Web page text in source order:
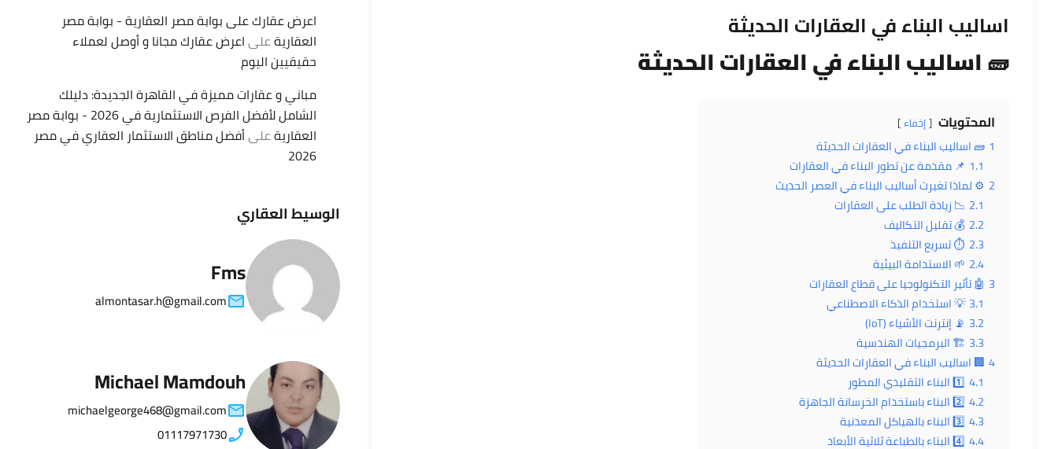
اساليب البناء في العقارات الحديثة
🧱 اساليب البناء فيالعقاراتالحديثة
المحتويات إخفاء
1 🧱 اساليب البناء في العقارات الحديثة
1.1 📌 مقدمة عن تطور البناء في العقارات
2 ⚙️ لماذا تغيرت أساليب البناء في العصر الحديث
2.1 📉 زيادة الطلب على العقارات
2.2 💰 تقليل التكاليف
2.3 ⏱️ تسريع التنفيذ
2.4 🌱 الاستدامة البيئية
3 🤖 تأثير التكنولوجيا على قطاع العقارات
3.1 💡 استخدام الذكاء الاصطناعي
3.2 📡 إنترنت الأشياء (IoT)
3.3 🏗️ البرمجيات الهندسية
4 🏢 اساليب البناء في العقارات الحديثة
4.11️⃣ البناء التقليدي المطور
4.22️⃣ البناء باستخدام الخرسانة الجاهزة
4.33️⃣ البناء بالهياكل المعدنية
4.44️⃣ البناء بالطباعة ثلاثية الأبعاد
اعرض عقارك على بوابة مصر العقارية - بوابة مصر
العقاريةعلىاعرض عقارك مجانا و أوصل لعملاء
حقيقيين اليوم
مباني و عقارات مميزة في القاهرة الجديدة: دليلك
الشامل لأفضل الفرص الاستثمارية في 2026 - بوابة مصر
العقاريةعلىأفضل مناطق الاستثمار العقاري في مصر
2026
الوسيط العقاري
Fms
almontasar.h@gmail.com
Michael Mamdouh
michaelgeorge468@gmail.com
01117971730